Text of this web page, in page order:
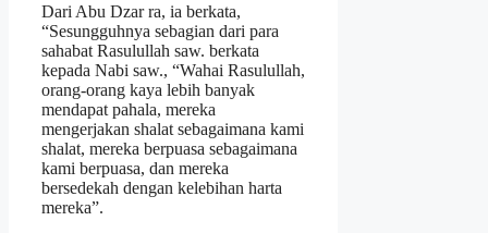
Dari Abu Dzar ra, ia berkata,
“Sesungguhnya sebagian dari para
sahabat Rasulullah saw. berkata
kepada Nabi saw., “Wahai Rasulullah,
orang-orang kaya lebih banyak
mendapat pahala, mereka
mengerjakan shalat sebagaimana kami
shalat, mereka berpuasa sebagaimana
kami berpuasa, dan mereka
bersedekah dengan kelebihan harta
mereka”.